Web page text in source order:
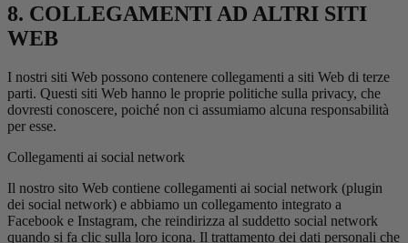
8. COLLEGAMENTI AD ALTRI SITI
WEB
I nostri siti Web possono contenere collegamenti a siti Web di terze
parti. Questi siti Web hanno le proprie politiche sulla privacy, che
dovresti conoscere, poiché non ci assumiamo alcuna responsabilità
per esse.
Collegamenti ai social network
Il nostro sito Web contiene collegamenti ai social network (plugin
dei social network) e abbiamo un collegamento integrato a
Facebook e Instagram, che reindirizza al suddetto social network
quando si fa clic sulla loro icona. Il trattamento dei dati personali che